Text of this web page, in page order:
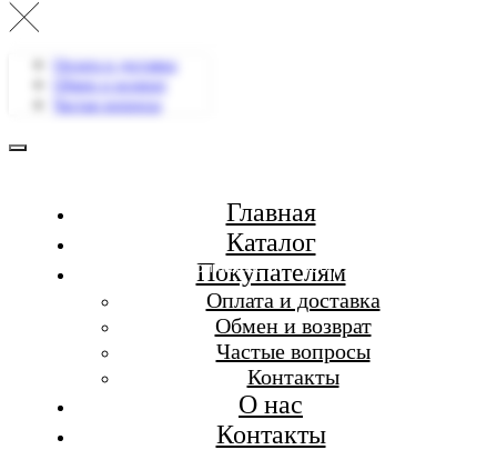
Бесплатная доставка при заказе от 7 000 р.
Оплата и доставка
Обмен и возврат
Частые вопросы
Главная
Каталог
Покупателям
Оплата и доставка
Обмен и возврат
Частые вопросы
Контакты
О нас
Контакты